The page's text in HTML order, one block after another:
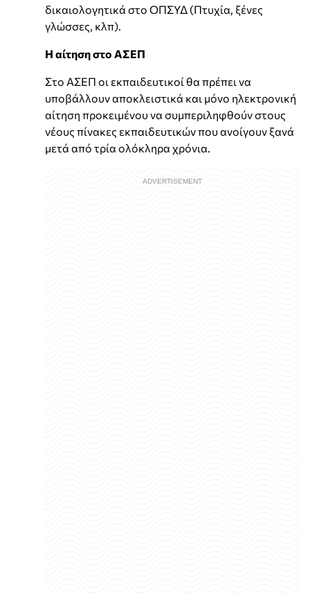
δικαιολογητικά στο ΟΠΣΥΔ (Πτυχία, ξένες
γλώσσες, κλπ).
Η αίτηση στο ΑΣΕΠ
Στο ΑΣΕΠ οι εκπαιδευτικοί θα πρέπει να
υποβάλλουν αποκλειστικά και μόνο ηλεκτρονική
αίτηση προκειμένου να συμπεριληφθούν στους
νέους πίνακες εκπαιδευτικών που ανοίγουν ξανά
μετά από τρία ολόκληρα χρόνια.